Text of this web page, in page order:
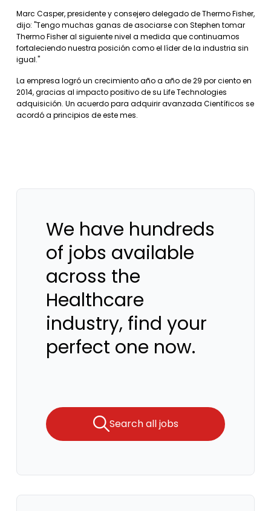
Marc Casper, presidente y consejero delegado de Thermo Fisher,
dijo: "Tengo muchas ganas de asociarse con Stephen tomar
Thermo Fisher al siguiente nivel a medida que continuamos
fortaleciendo nuestra posición como el líder de la industria sin
igual."
La empresa logró un crecimiento año a año de 29 por ciento en
2014, gracias al impacto positivo de su Life Technologies
adquisición. Un acuerdo para adquirir avanzada Científicos se
acordó a principios de este mes.
We have hundreds
of jobs available
across the
Healthcare
industry, find your
perfect one now.
Search all jobs